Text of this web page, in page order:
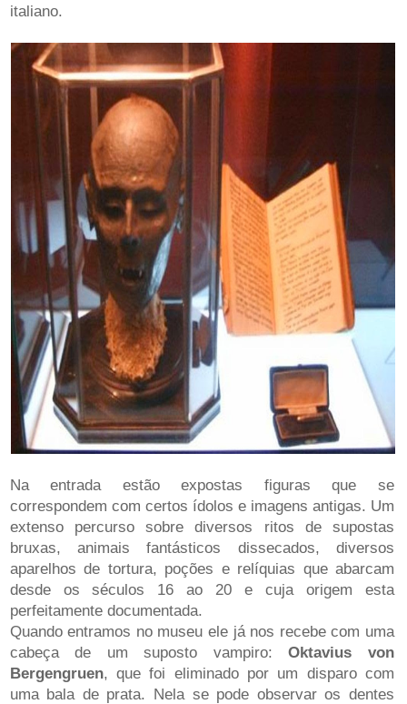
italiano.
Na entrada estão expostas figuras que se
correspondem com certos ídolos e imagens antigas. Um
extenso percurso sobre diversos ritos de supostas
bruxas, animais fantásticos dissecados, diversos
aparelhos de tortura, poções e relíquias que abarcam
desde os séculos 16 ao 20 e cuja origem esta
perfeitamente documentada.
Quando entramos no museu ele já nos recebe com uma
cabeça de um suposto vampiro:Oktavius von
Bergengruen, que foi eliminado por um disparo com
uma bala de prata. Nela se pode observar os dentes